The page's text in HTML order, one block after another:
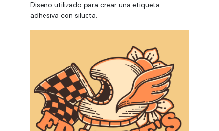
Diseño utilizado para crear una etiqueta
adhesiva con silueta.